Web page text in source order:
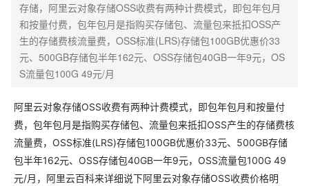
存储，阿里云对象存储OSS收费有两种计费模式，即包年包月
和按量付费，包年包月是指购买存储包、流量包来抵扣OSS产
生的存储费核流量费，OSS标准(LRS)存储包100GB优惠价33
元、500GB存储包半年162元、OSS存储包40GB一年9元，OS
S流量包100G 49元/月
阿里云对象存储OSS收费有两种计费模式，即包年包月和按量付
费，包年包月是指购买存储包、流量包来抵扣OSS产生的存储费核
流量费，OSS标准(LRS)存储包100GB优惠价33元、500GB存储
包半年162元、OSS存储包40GB一年9元，OSS流量包100G 49
元/月，阿里云百科来详细说下阿里云对象存储OSS收费价格明